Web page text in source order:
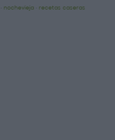
nochevieja· recetas caseras